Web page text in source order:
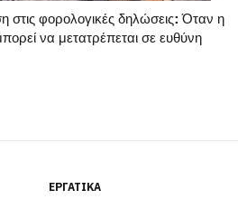
φορολογικές δηλώσεις: Όταν η
να μετατρέπεται σε ευθύνη
ΕΡΓΑΤΙΚΆ